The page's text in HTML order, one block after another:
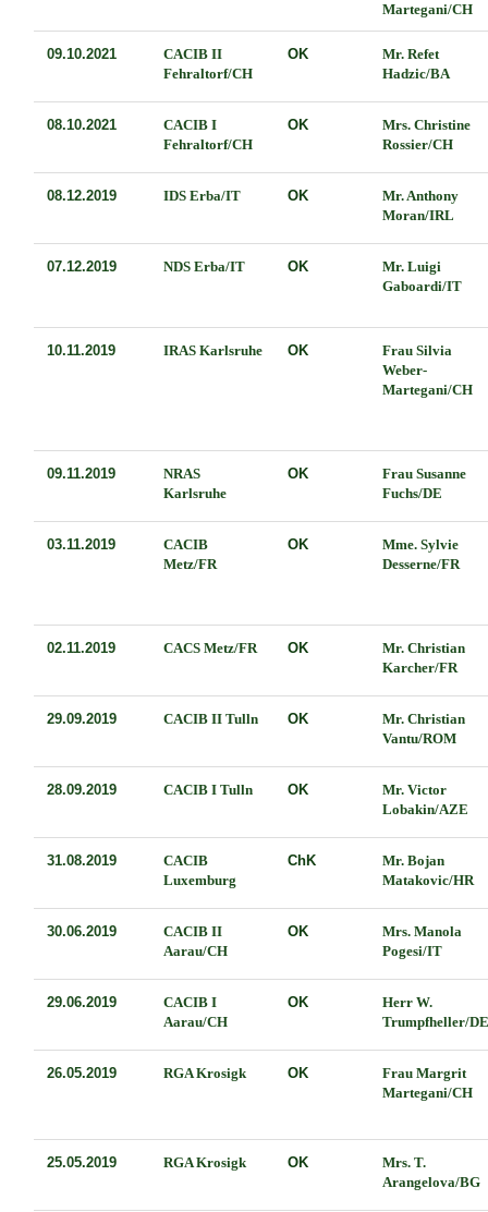
Martegani/CH
09.10.2021
CACIB II
Fehraltorf/CH
OK
Mr. Refet
Hadzic/BA
08.10.2021
CACIB I
Fehraltorf/CH
OK
Mrs. Christine
Rossier/CH
08.12.2019 IDS Erba/IT OK
Mr. Anthony
Moran/IRL
07.12.2019 NDS Erba/IT OK
Mr. Luigi
Gaboardi/IT
10.11.2019 IRAS Karlsruhe OK
Frau Silvia
Weber-
Martegani/CH
09.11.2019
NRAS
Karlsruhe
OK
Frau Susanne
Fuchs/DE
03.11.2019
CACIB
Metz/FR
OK
Mme. Sylvie
Desserne/FR
02.11.2019 CACS Metz/FR OK
Mr. Christian
Karcher/FR
29.09.2019 CACIB II Tulln OK
Mr. Christian
Vantu/ROM
28.09.2019 CACIB I Tulln OK
Mr. Victor
Lobakin/AZE
31.08.2019
CACIB
Luxemburg
ChK
Mr. Bojan
Matakovic/HR
30.06.2019
CACIB II
Aarau/CH
OK
Mrs. Manola
Pogesi/IT
29.06.2019
CACIB I
Aarau/CH
OK
Herr W.
Trumpfheller/DE
26.05.2019 RGA Krosigk OK
Frau Margrit
Martegani/CH
25.05.2019 RGA Krosigk OK
Mrs. T.
Arangelova/BG